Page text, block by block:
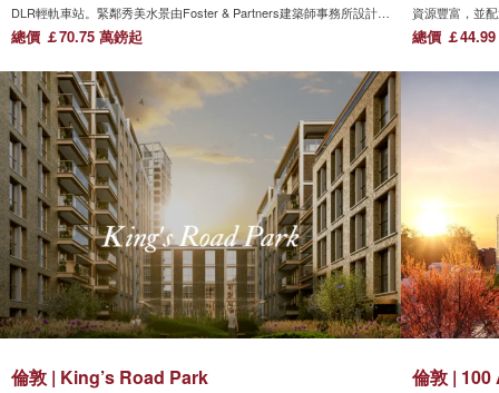
DLR輕軌車站。緊鄰秀美水景由Foster & Partners建築師事務所設計，
直入雲端的顯赫高位。
總價 ￡70.75 萬鎊起
資源豐富，並
啡店，商圈、
總價 ￡
倫敦 | King’s Road Park 倫敦 |